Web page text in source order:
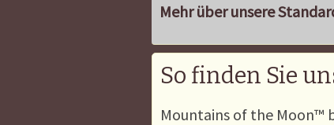
Mehr über unsere
So finden Sie
Mountains of the Moon™